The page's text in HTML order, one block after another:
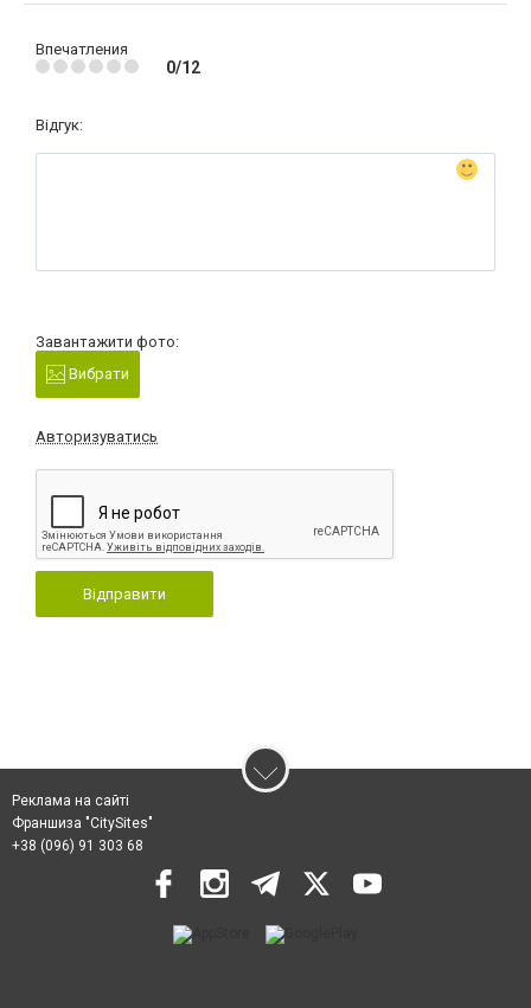
Впечатления
0/12
Відгук:
Завантажити фото:
Вибрати
Авторизуватись
Відправити
Реклама на сайті
Франшиза "CitySites"
+38 (096) 91 303 68